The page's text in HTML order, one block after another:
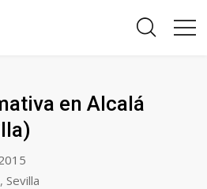
en Alcalá
,Sevilla